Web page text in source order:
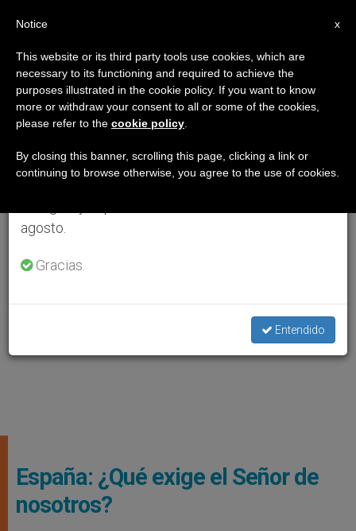
España: ¿Qué exige el Señor de
nosotros?
×
Aviso importante
Del 27 de julio al 7 de agosto haremos la pausa
anual, aprovechando que en el periodo de verano
se generan menos informaciones y también el
agosto.
Gracias.
Entendido
x
Notice
This website or its third party tools use cookies, which are
necessary to its functioning and required to achieve the
purposes illustrated in the cookie policy. If you want to know
more or withdraw your consent to all or some of the cookies,
please refer to the cookie policy
By closing this banner, scrolling this page, clicking a link or
continuing to browse otherwise, you agree to the use of cookies.